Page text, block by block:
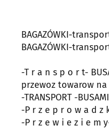
BAGAZÓWKI-
BAGAZÓWKI-
-T r a n s p o r t-
przewoz towarow
-TRANSPORT -
-P r z e p r o w a d
-P r z e w i e z i e m